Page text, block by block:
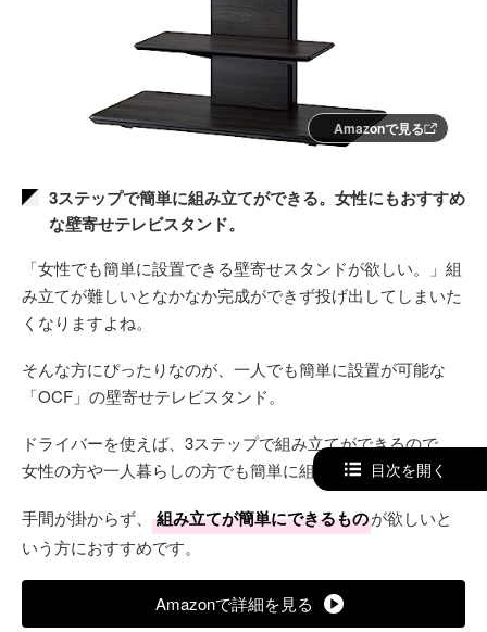
Amazonで見る
3ステップで簡単に組み立てができる。女性にもおすすめ
な壁寄せテレビスタンド。
「女性でも簡単に設置できる壁寄せスタンドが欲しい。」組
み立てが難しいとなかなか完成ができず投げ出してしまいた
くなりますよね。
そんな方にぴったりなのが、一人でも簡単に設置が可能な
「OCF」の壁寄せテレビスタンド。
ドライバーを使えば、3ステップで組み立てができるので、
女性の方や一人暮らしの方でも簡単に組み立てができます。
手間が掛からず、 組み立てが簡単にできるものが欲しいと
いう方におすすめです。
Amazonで詳細を見る
目次を開く